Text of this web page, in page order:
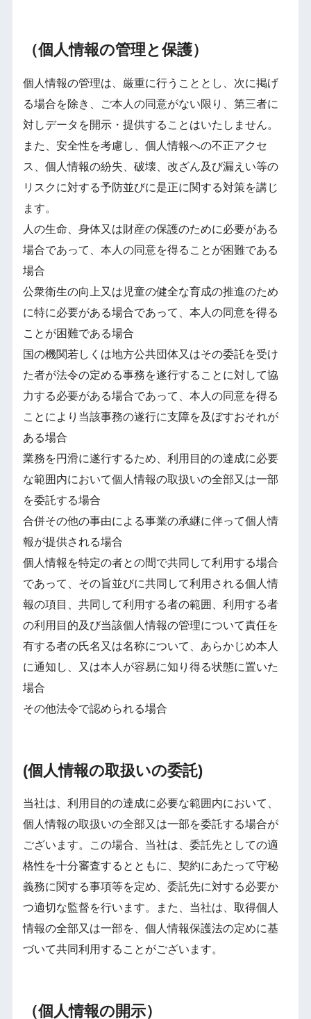
（個人情報の管理と保護）
個人情報の管理は、厳重に行うこととし、次に掲げ
る場合を除き、ご本人の同意がない限り、第三者に
対しデータを開示・提供することはいたしません。
また、安全性を考慮し、個人情報への不正アクセ
ス、個人情報の紛失、破壊、改ざん及び漏えい等の
リスクに対する予防並びに是正に関する対策を講じ
ます。
人の生命、身体又は財産の保護のために必要がある
場合であって、本人の同意を得ることが困難である
場合
公衆衛生の向上又は児童の健全な育成の推進のため
に特に必要がある場合であって、本人の同意を得る
ことが困難である場合
国の機関若しくは地方公共団体又はその委託を受け
た者が法令の定める事務を遂行することに対して協
力する必要がある場合であって、本人の同意を得る
ことにより当該事務の遂行に支障を及ぼすおそれが
ある場合
業務を円滑に遂行するため、利用目的の達成に必要
な範囲内において個人情報の取扱いの全部又は一部
を委託する場合
合併その他の事由による事業の承継に伴って個人情
報が提供される場合
個人情報を特定の者との間で共同して利用する場合
であって、その旨並びに共同して利用される個人情
報の項目、共同して利用する者の範囲、利用する者
の利用目的及び当該個人情報の管理について責任を
有する者の氏名又は名称について、あらかじめ本人
に通知し、又は本人が容易に知り得る状態に置いた
場合
その他法令で認められる場合
(個人情報の取扱いの委託)
当社は、利用目的の達成に必要な範囲内において、
個人情報の取扱いの全部又は一部を委託する場合が
ございます。この場合、当社は、委託先としての適
格性を十分審査するとともに、契約にあたって守秘
義務に関する事項等を定め、委託先に対する必要か
つ適切な監督を行います。また、当社は、取得個人
情報の全部又は一部を、個人情報保護法の定めに基
づいて共同利用することがございます。
（個人情報の開示）